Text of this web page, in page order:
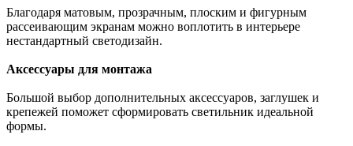
Благодаря матовым, прозрачным, плоским и фигурным
рассеивающим экранам можно воплотить в интерьере
нестандартный светодизайн.
Аксессуары для монтажа
Большой выбор дополнительных аксессуаров, заглушек и
крепежей поможет сформировать светильник идеальной
формы.